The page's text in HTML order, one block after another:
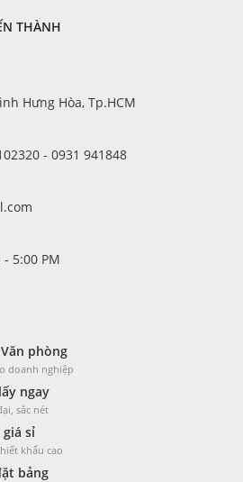
THÀNH
Hưng Hòa, Tp.HCM
- 0931 941848
5:00 PM
phòng
doanh nghiệp
ngay
sắc nét
sỉ
khấu cao
bảng